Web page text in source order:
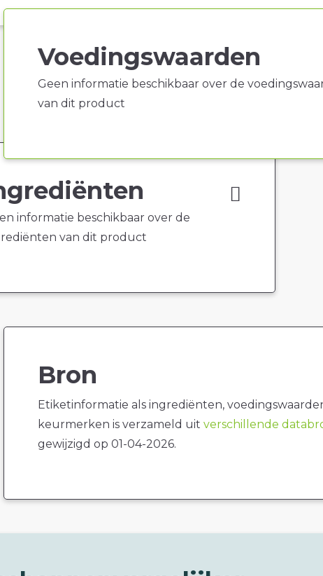
Voedingswaarden
Geen informatie beschikbaar over de
van dit product
informatie beschikbaar over de
van dit product
Bron
Etiketinformatie als ingrediënten,
keurmerken is verzameld uit verschillende
gewijzigd op 01-04-2026.